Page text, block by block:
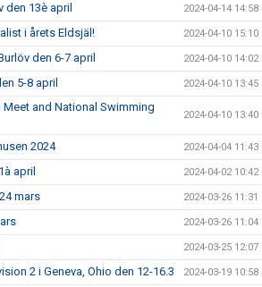
den 13è april 2024-04-14 14:58
i årets Eldsjäl! 2024-04-10 15:10
den 6-7 april 2024-04-10 14:02
5-8 april 2024-04-10 13:45
and National Swimming
2024-04-10 13:40
2024 2024-04-04 11:43
april 2024-04-02 10:42
mars 2024-03-26 11:31
2024-03-26 11:04
2024-03-25 12:07
2 i Geneva, Ohio den 12-16.3 2024-03-19 10:58